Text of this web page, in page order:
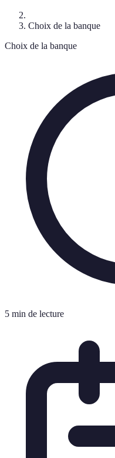
Choix de la banque
Choix de la banque
5 min de lecture